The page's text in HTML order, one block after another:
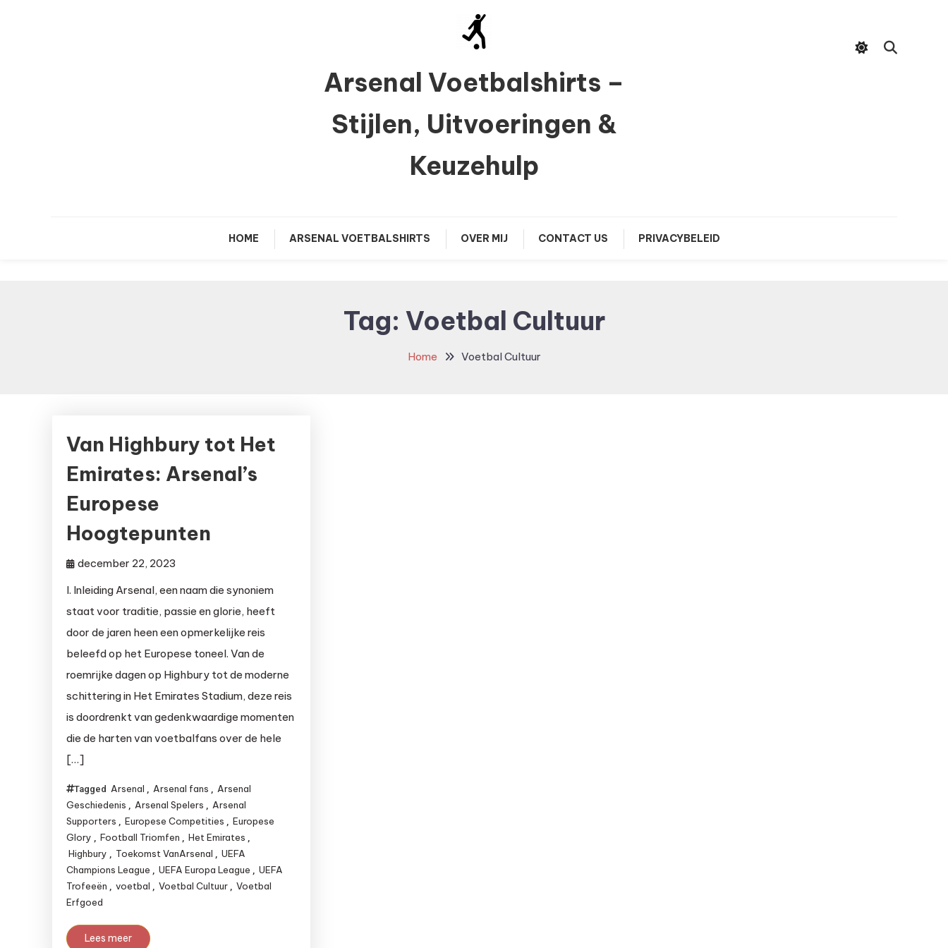
Arsenal Voetbalshirts –
Stijlen, Uitvoeringen &
Keuzehulp
HOME ARSENAL VOETBALSHIRTS OVER MIJ CONTACT US PRIVACYBELEID
Tag: Voetbal Cultuur
Home Voetbal Cultuur
Van Highbury tot Het
Emirates: Arsenal’s
Europese
Hoogtepunten
december 22, 2023
I. Inleiding Arsenal, een naam die synoniem
staat voor traditie, passie en glorie, heeft
door de jaren heen een opmerkelijke reis
beleefd op het Europese toneel. Van de
roemrijke dagen op Highbury tot de moderne
schittering in Het Emirates Stadium, deze reis
is doordrenkt van gedenkwaardige momenten
die de harten van voetbalfans over de hele
[…]
Tagged Arsenal , Arsenal fans , Arsenal
Geschiedenis , Arsenal Spelers , Arsenal
Supporters , Europese Competities , Europese
Glory , Football Triomfen , Het Emirates ,
Highbury , Toekomst VanArsenal , UEFA
Champions League , UEFA Europa League , UEFA
Trofeeën , voetbal , Voetbal Cultuur , Voetbal
Erfgoed
Lees meer